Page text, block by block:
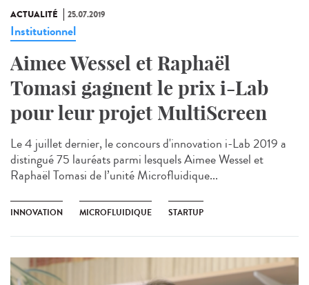
ACTUALITÉ 25.07.2019
Institutionnel
Aimee Wessel et Raphaël
Tomasi gagnent le prix i-Lab
pour leur projet MultiScreen
Le 4 juillet dernier, le concours d'innovation i-Lab 2019 a
distingué 75 lauréats parmi lesquels Aimee Wessel et
Raphaël Tomasi de l’unité Microfluidique...
INNOVATION MICROFLUIDIQUE STARTUP